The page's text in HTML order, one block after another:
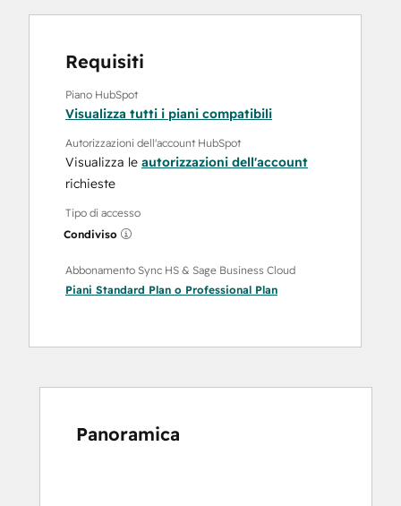
Requisiti
Piano HubSpot
Visualizza tutti i piani compatibili
Autorizzazioni dell'account HubSpot
Visualizza le autorizzazioni dell'account
richieste
Tipo di accesso
Condiviso
Abbonamento Sync HS & Sage Business Cloud
Piani Standard Plan o Professional Plan
Panoramica